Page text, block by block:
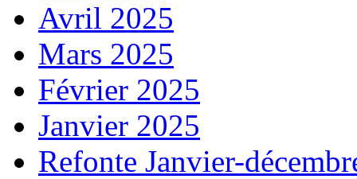
Avril 2025
Mars 2025
Février 2025
Janvier 2025
Refonte Janvier-